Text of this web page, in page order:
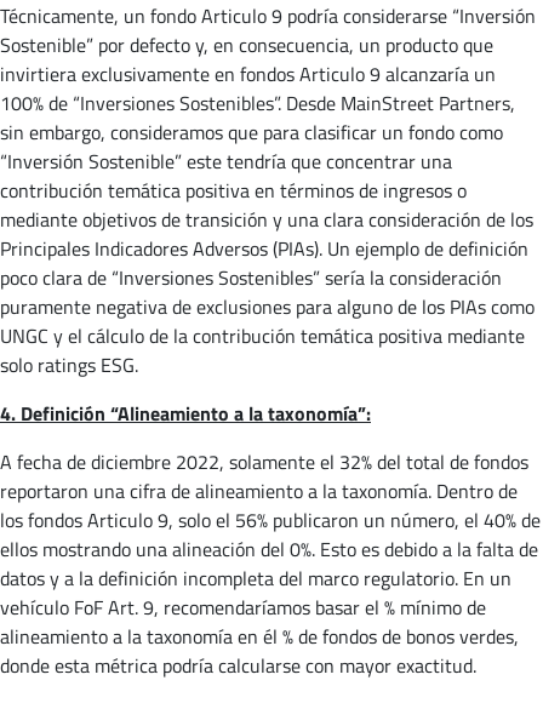
Técnicamente, un fondo Articulo 9 podría considerarse “Inversión
Sostenible” por defecto y, en consecuencia, un producto que
invirtiera exclusivamente en fondos Articulo 9 alcanzaría un
100% de “Inversiones Sostenibles”. Desde MainStreet Partners,
sin embargo, consideramos que para clasificar un fondo como
“Inversión Sostenible” este tendría que concentrar una
contribución temática positiva en términos de ingresos o
mediante objetivos de transición y una clara consideración de los
Principales Indicadores Adversos (PIAs). Un ejemplo de definición
poco clara de “Inversiones Sostenibles” sería la consideración
puramente negativa de exclusiones para alguno de los PIAs como
UNGC y el cálculo de la contribución temática positiva mediante
solo ratings ESG.
4. Definición “Alineamiento a la taxonomía”:
A fecha de diciembre 2022, solamente el 32% del total de fondos
reportaron una cifra de alineamiento a la taxonomía. Dentro de
los fondos Articulo 9, solo el 56% publicaron un número, el 40% de
ellos mostrando una alineación del 0%. Esto es debido a la falta de
datos y a la definición incompleta del marco regulatorio. En un
vehículo FoF Art. 9, recomendaríamos basar el % mínimo de
alineamiento a la taxonomía en él % de fondos de bonos verdes,
donde esta métrica podría calcularse con mayor exactitud.